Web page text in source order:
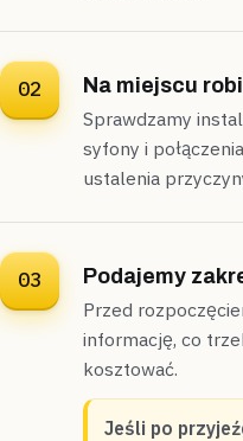
02
Na miejscu
Sprawdzamy
syfony i
ustalenia
03
Podajemy
Przed
informację, co
kosztować.
Jeśli po